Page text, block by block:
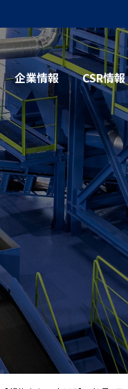
企業情報 CSR情報